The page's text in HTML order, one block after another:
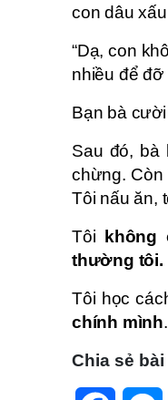
con dâu
“Dạ, con
nhiều để đỡ
Bạn bà
Sau đó, bà
chừng. Còn
Tôi nấu ăn,
Tôi
không
thường tôi.
Tôi học
chính mình.
Chia sẻ